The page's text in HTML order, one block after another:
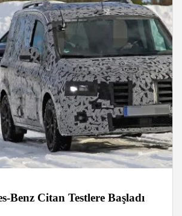
Benz Citan Testlere Başladı